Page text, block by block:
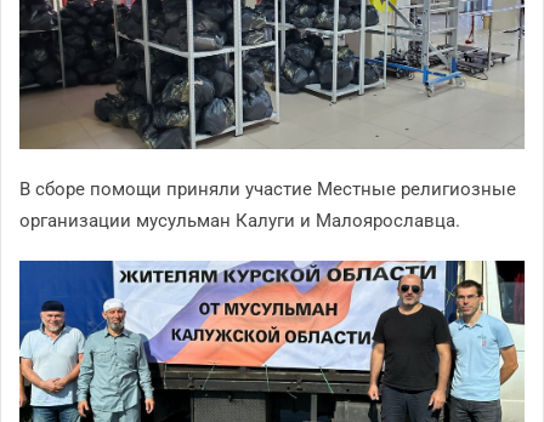
В сборе помощи приняли участие Местные религиозные
организации мусульман Калуги и Малоярославца.